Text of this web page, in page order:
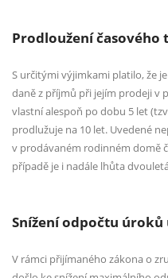
Prodloužení časového
S určitými výjimkami platilo, že
daně z příjmů při jejím prodeji v
vlastní alespoň po dobu 5 let
prodlužuje na 10 let. Uvedené
v prodávaném rodinném domě
případě je i nadále lhůta
Snížení odpočtu
V rámci přijímaného zákona o